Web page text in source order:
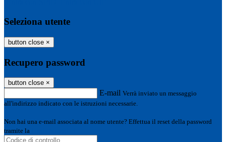
Seleziona utente
button close ×
Recupero password
button close ×
E-mail Verrà inviato un messaggio
all'indirizzo indicato con le istruzioni necessarie.
Non hai una e-mail associata al nome utente? Effettua il reset della password
tramite la